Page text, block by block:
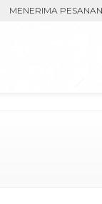
MENERIMA PESANAN: